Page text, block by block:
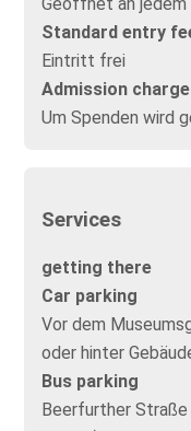
Standard entry
Eintritt frei
Admission
Um Spenden wird
Services
getting there
Car parking
Vor dem
oder hinter
Bus parking
Beerfurther